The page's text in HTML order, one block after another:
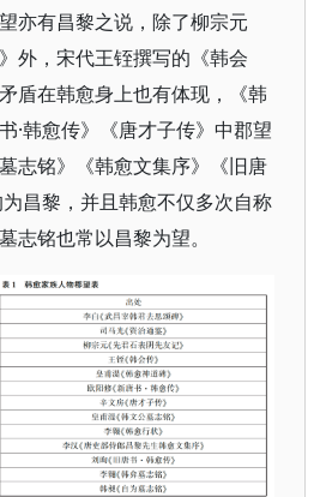
亦有昌黎之说，除了柳宗元
外，宋代王铚撰写的《韩会
盾在韩愈身上也有体现，《韩
·韩愈传》《唐才子传》中郡望
志铭》《韩愈文集序》《旧唐
昌黎，并且韩愈不仅多次自称
志铭也常以昌黎为望。